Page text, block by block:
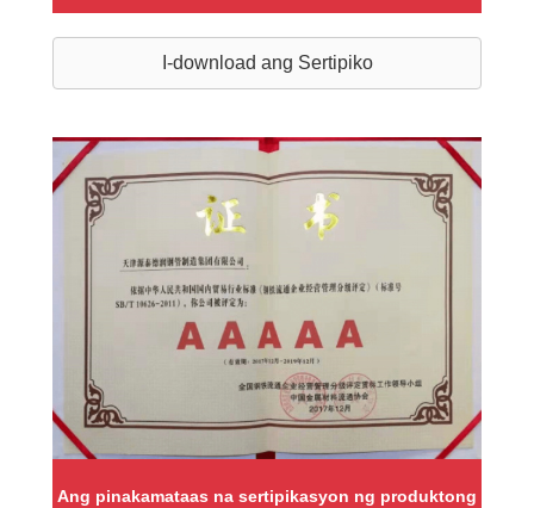
I-download ang Sertipiko
Ang pinakamataas na sertipikasyon ng produktong